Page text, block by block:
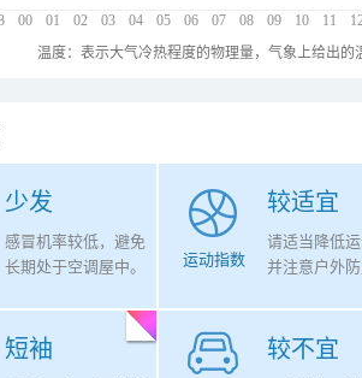
00 01 02 03 04 05 06 07 08 09 10 11
温度：表示大气冷热程度的物理量，气象上给出
少发
感冒机率较低，避免
长期处于空调屋中。
较适宜
运动指数
请适当降低
并注意户外
短袖 较不宜